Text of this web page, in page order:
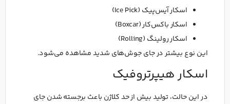
اسکار آیس‌پیک (Ice Pick)
اسکار باکس‌کار (Boxcar)
اسکار رولینگ (Rolling)
این نوع بیشتر در جای جوش‌های شدید مشاهده می‌شود.
اسکار هیپرتروفیک
در این حالت، تولید بیش از حد کلاژن باعث برجسته شدن جای